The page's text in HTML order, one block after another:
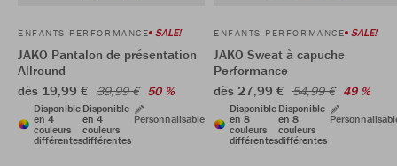
ENFANTS PERFORMANCE SALE!
JAKO Pantalon de présentation
Allround
dès 19,99 € 39,99 € 50 %
Disponible
en 4
couleurs
différentes
Disponible
en 4
couleurs
différentes
Personnalisable
ENFANTS PERFORMANCE SALE!
JAKO Sweat à capuche
Performance
dès 27,99 € 54,99 € 49 %
Disponible
en 8
couleurs
différentes
Disponible
en 8
couleurs
différentes